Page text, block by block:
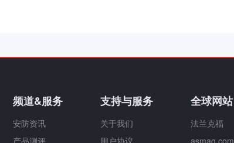
频道&服务
安防资讯
产品测评
支持与服务
关于我们
用户协议
全球网站
法兰克福
asmag.com